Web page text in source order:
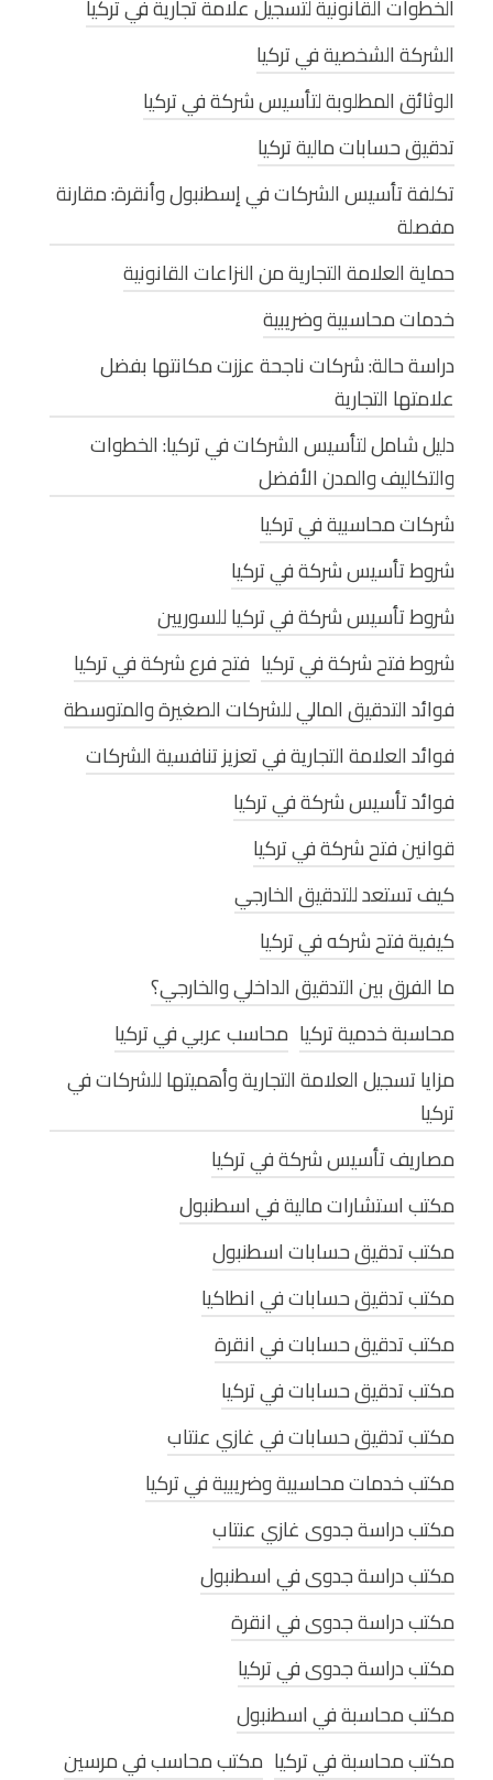
الخطوات القانونية لتسجيل علامة تجارية في تركيا
الشركة الشخصية في تركيا
الوثائق المطلوبة لتأسيس شركة في تركيا
تدقيق حسابات مالية تركيا
تكلفة تأسيس الشركات في إسطنبول وأنقرة: مقارنة
مفصلة
حماية العلامة التجارية من النزاعات القانونية
خدمات محاسبية وضريبية
دراسة حالة: شركات ناجحة عززت مكانتها بفضل
علامتها التجارية
دليل شامل لتأسيس الشركات في تركيا: الخطوات
والتكاليف والمدن الأفضل
شركات محاسبية في تركيا
شروط تأسيس شركة في تركيا
شروط تأسيس شركة في تركيا للسوريين
شروط فتح شركة في تركيا فتح فرع شركة في تركيا
فوائد التدقيق المالي للشركات الصغيرة والمتوسطة
فوائد العلامة التجارية في تعزيز تنافسية الشركات
فوائد تأسيس شركة في تركيا
قوانين فتح شركة في تركيا
كيف تستعد للتدقيق الخارجي
كيفية فتح شركه في تركيا
ما الفرق بين التدقيق الداخلي والخارجي؟
محاسبة خدمية تركيا محاسب عربي في تركيا
مزايا تسجيل العلامة التجارية وأهميتها للشركات في
تركيا
مصاريف تأسيس شركة في تركيا
مكتب استشارات مالية في اسطنبول
مكتب تدقيق حسابات اسطنبول
مكتب تدقيق حسابات في انطاكيا
مكتب تدقيق حسابات في انقرة
مكتب تدقيق حسابات في تركيا
مكتب تدقيق حسابات في غازي عنتاب
مكتب خدمات محاسبية وضريبية في تركيا
مكتب دراسة جدوى غازي عنتاب
مكتب دراسة جدوى في اسطنبول
مكتب دراسة جدوى في انقرة
مكتب دراسة جدوى في تركيا
مكتب محاسبة في اسطنبول
مكتب محاسبة في تركيا مكتب محاسب في مرسين